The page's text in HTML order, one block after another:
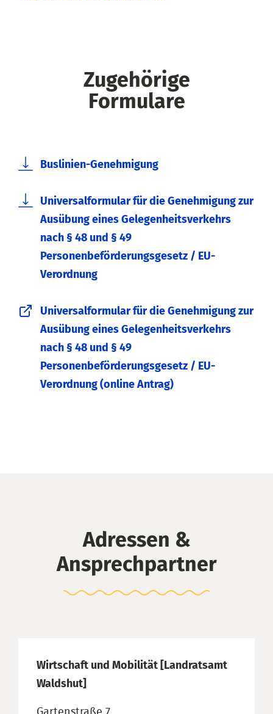
Zugehörige
Formulare
Buslinien-Genehmigung
Universalformular für die Genehmigung zur
Ausübung eines Gelegenheitsverkehrs
nach § 48 und § 49
Personenbeförderungsgesetz / EU-
Verordnung
Universalformular für die Genehmigung zur
Ausübung eines Gelegenheitsverkehrs
nach § 48 und § 49
Personenbeförderungsgesetz / EU-
Verordnung (online Antrag)
Adressen &
Ansprechpartner
Wirtschaft und Mobilität [Landratsamt
Waldshut]